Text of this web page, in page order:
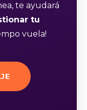
te ayudará
tu
vuela!